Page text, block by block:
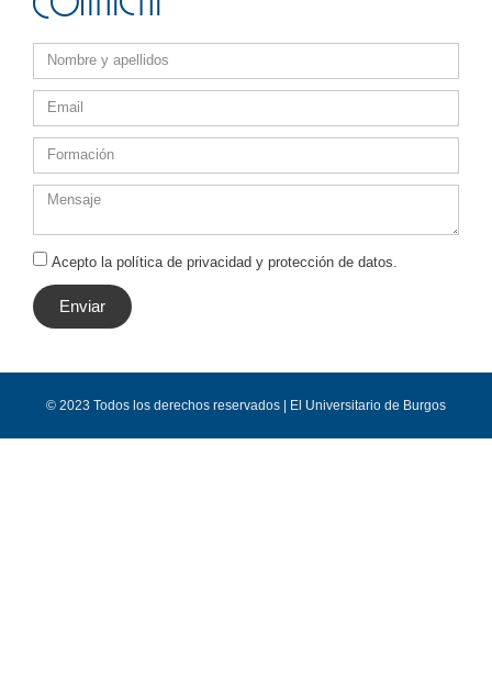
Acepto la política de privacidad y protección de datos.
Enviar
© 2023 Todos los derechos reservados | El Universitario de Burgos